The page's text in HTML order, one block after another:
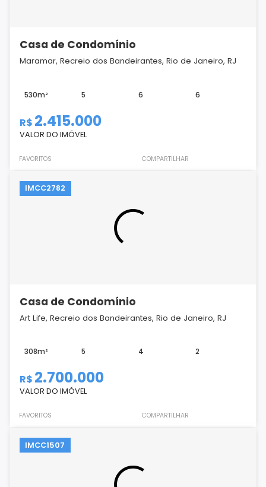
Casa de Condomínio
Maramar, Recreio dos Bandeirantes, Rio de Janeiro, RJ
530m² 5 6 6
R$ 2.415.000
VALOR DO IMÓVEL
FAVORITOS COMPARTILHAR
IMCC2782
Casa de Condomínio
Art Life, Recreio dos Bandeirantes, Rio de Janeiro, RJ
308m² 5 4 2
R$ 2.700.000
VALOR DO IMÓVEL
FAVORITOS COMPARTILHAR
IMCC1507